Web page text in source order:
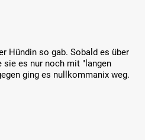
stars
Hündin so gab. Sobald es über
sie es nur noch mit "langen
ging es nullkommanix weg.